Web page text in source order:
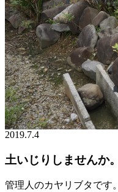
2019.7.4
土いじりしませんか。
管理人のカヤリブタです。